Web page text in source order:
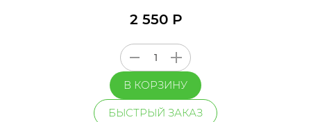
2 550 Р
В КОРЗИНУ
БЫСТРЫЙ ЗАКАЗ